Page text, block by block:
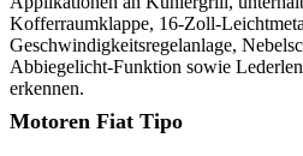
Kofferraumklappe, 16-Zoll-
Geschwindigkeitsregelanlage,
Abbiegelicht-Funktion sowie
erkennen.
Motoren Fiat Tipo